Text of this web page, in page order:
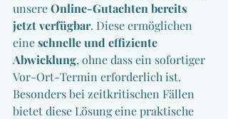
unsere Online-Gutachten bereits
jetzt verfügbar. Diese ermöglichen
eine schnelle und effiziente
Abwicklung, ohne dass ein sofortiger
Vor-Ort-Termin erforderlich ist.
Besonders bei zeitkritischen Fällen
bietet diese Lösung eine praktische